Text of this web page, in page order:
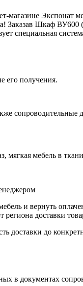
Экспонат
Заказав Шкаф
специальная
его получения.
мебель в
и вернуть
региона доставки
доставки до
в документах